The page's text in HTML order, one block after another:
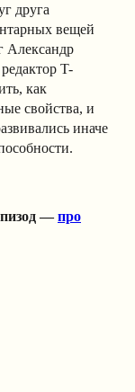
друга
вещей
Александр
T-
как
свойства, и
иначе
—про